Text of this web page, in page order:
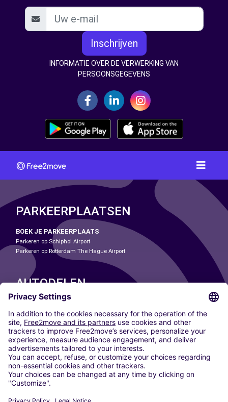
Inschrijven
INFORMATIE OVER DE VERWERKING VAN
PERSOONSGEGEVENS
PARKEERPLAATSEN
BOEK JE PARKEERPLAATS
Parkeren op Schiphol Airport
Parkeren op Rotterdam The Hague Airport
AUTODELEN
ONZE STEDEN
Paris
Madrid
Washington DC
Milaan
Rome
Turijn
Wenen
Berlijn
Düsseldorf